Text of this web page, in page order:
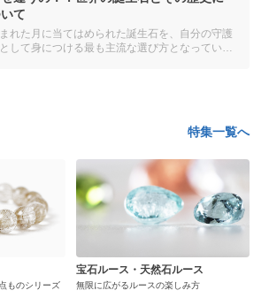
て
れた月に当てはめられた誕生石を、自分の守護
して身につける最も主流な選び方となっている
特集一覧へ
ものシリーズ
宝石ルース・天然石ルース
無限に広がるルースの楽しみ方